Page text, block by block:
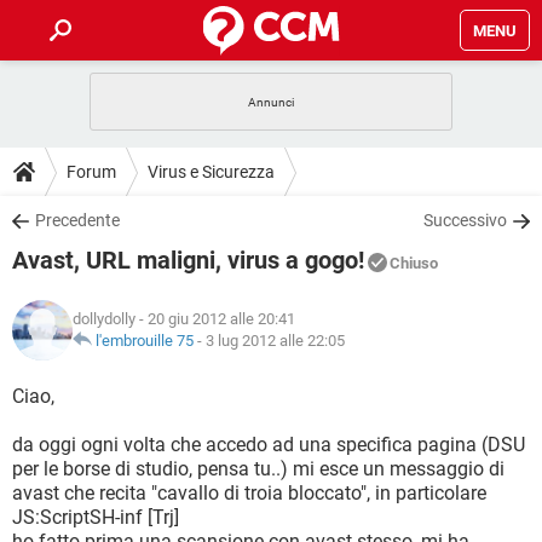
MENU
INTRATTENIMENTO ANDROID
iOS
INSTAGRAM WHATSAPP
TIKTOK
HARDWARE
GUIDE
COVID-19
INSTAGRAM WHATSAPP
TIKTOK
HARDWARE
DOWNLOAD
COVID-19 GAMING
INTRATTENIMENTO
iOS WINDOWS 10
INSTAGRAM
HARDWARE
COVID-19 GAMING
INTRATTENIMENTO
iOS
INSTAGRAM WHATSAPP
TIKTOK FACEBOOK
HARDWARE
GLOSSARIO
COVID-19
iOS WINDOWS 10
INSTAGRAM
Forum Virus e Sicurezza
Precedente Successivo
Avast, URL maligni, virus a gogo! Chiuso
dollydolly - 20 giu 2012 alle 20:41
l'embrouille 75 - 3 lug 2012 alle 22:05
Ciao,
da oggi ogni volta che accedo ad una specifica pagina (DSU
per le borse di studio, pensa tu..) mi esce un messaggio di
avast che recita "cavallo di troia bloccato", in particolare
JS:ScriptSH-inf [Trj]